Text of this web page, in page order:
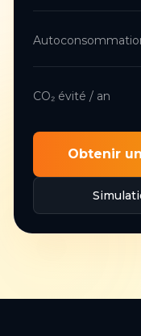
CO₂ évité / an
Obtenir